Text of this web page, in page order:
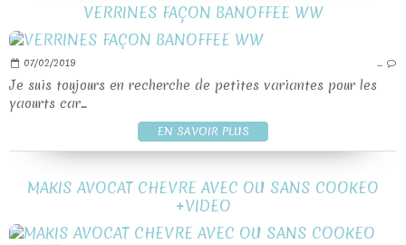
VERRINES FAÇON BANOFFEE WW
07/02/2019 …
Je suis toujours en recherche de petites variantes pour les
yaourts car...
EN SAVOIR PLUS
MAKIS AVOCAT CHEVRE AVEC OU SANS COOKEO
+VIDEO